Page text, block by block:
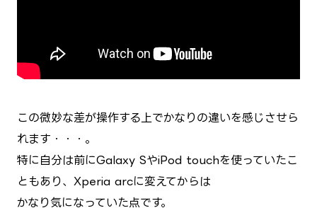
この微妙な差が操作する上でかなりの違いを感じさせら
れます・・・。
特に自分は前にGalaxy SやiPod touchを使っていたこ
ともあり、Xperia arcに変えてからは
かなり気になっていた点です。